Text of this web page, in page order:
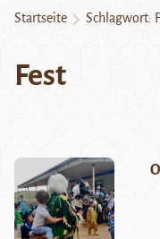
Startseite Schlagwort:
Fest